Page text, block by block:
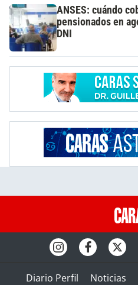
ANSES: cuándo
pensionados en
DNI
Diario Perfil Noticias